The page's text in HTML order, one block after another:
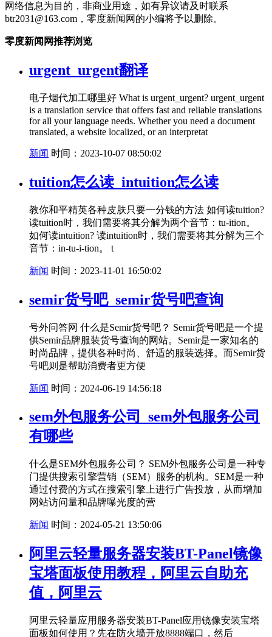
网络信息为目的，非商业用途，如有异议请及时联系
btr2031@163.com，零度新闻网的小编将予以删除。
零度新闻网推荐浏览
urgent_urgent翻译
电子烟代加工哪里好 What is urgent_urgent? urgent_urgent
is a translation service that offers fast and reliable translations
for all your language needs. Whether you need a document
translated, a website localized, or an interpretat
新闻 时间：2023-10-07 08:50:02
tuition怎么读_intuition怎么读
教你和平精英各种皮肤只要一分钱的方法 如何读tuition?
读tuition时，我们需要将其分解为两个音节：tu-ition。
如何读intuition? 读intuition时，我们需要将其分解为三个
音节：in-tu-i-tion。 t
新闻 时间：2023-11-01 16:50:02
semir货号吧_semir货号吧查询
号外问答网 什么是Semir货号吧？ Semir货号吧是一个提
供Semir品牌服装货号查询的网站。Semir是一家知名的
时尚品牌，提供各种时尚、舒适的服装选择。而Semir货
号吧则是帮助消费者更方便
新闻 时间：2024-06-19 14:56:18
sem外包服务公司_sem外包服务公司
有哪些
什么是SEM外包服务公司？ SEM外包服务公司是一种专
门提供搜索引擎营销（SEM）服务的机构。SEM是一种
通过付费的方式在搜索引擎上进行广告投放，从而增加
网站访问量和品牌曝光度的营
新闻 时间：2024-05-21 13:50:06
阿里云轻量服务器安装BT-Panel镜像
宝塔面板使用教程，阿里云自助充
值，阿里云
阿里云轻量应用服务器安装BT-Panel应用镜像安装宝塔
面板如何使用？先在防火墙开放8888端口，然后